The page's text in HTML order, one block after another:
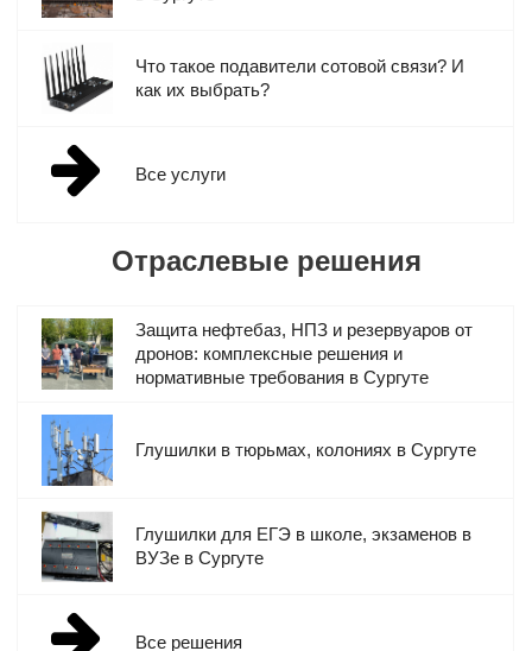
Преимущества глушилок связи
Радиус действия – до четырехсот метров и более (в
зависимости от выбранной модели).
решить, какие сигналы/частоты/стандарты блокировать в
каждой конкретной ситуации.
температуры и высокой влажности.
оснащается аккумулятором, позволяющим работать
автономно в течение длительного времени.
Разнообразный модельный ряд, включающий
Что такое подавители сотовой связи? И
как их выбрать?
Все услуги
Отраслевые решения
Защита нефтебаз, НПЗ и резервуаров от
дронов: комплексные решения и
нормативные требования в Сургуте
Глушилки в тюрьмах, колониях в Сургуте
Глушилки для ЕГЭ в школе, экзаменов в
ВУЗе в Сургуте
Все решения